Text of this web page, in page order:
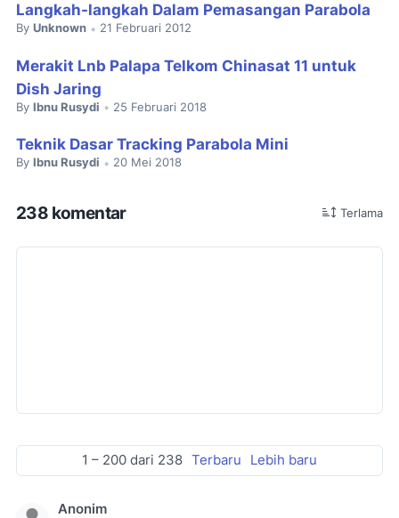
Langkah-langkah Dalam Pemasangan Parabola
By Unknown • 21 Februari 2012
Merakit Lnb Palapa Telkom Chinasat 11 untuk
Dish Jaring
By Ibnu Rusydi • 25 Februari 2018
Teknik Dasar Tracking Parabola Mini
By Ibnu Rusydi • 20 Mei 2018
238 komentar Terlama
1 – 200 dari 238 Terbaru Lebih baru
Anonim